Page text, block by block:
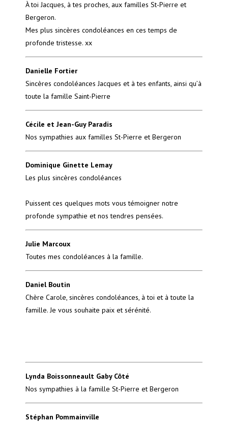
À toi Jacques, à tes proches, aux familles St-Pierre et
Bergeron.
Mes plus sincères condoléances en ces temps de
profonde tristesse. xx
Danielle Fortier
Sincères condoléances Jacques et à tes enfants, ainsi qu’à
toute la famille Saint-Pierre
Cécile et Jean-Guy Paradis
Nos sympathies aux familles St-Pierre et Bergeron
Dominique Ginette Lemay
Les plus sincères condoléances
Puissent ces quelques mots vous témoigner notre
profonde sympathie et nos tendres pensées.
Julie Marcoux
Toutes mes condoléances à la famille.
Daniel Boutin
Chère Carole, sincères condoléances, à toi et à toute la
famille. Je vous souhaite paix et sérénité.
Lynda Boissonneault Gaby Côté
Nos sympathies à la famille St-Pierre et Bergeron
Stéphan Pommainville